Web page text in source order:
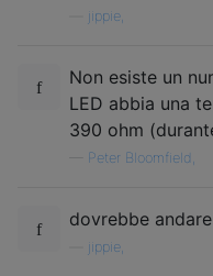
jippie,
Non esiste un
LED abbia una
390 ohm
Peter Bloomfield,
dovrebbe
jippie,